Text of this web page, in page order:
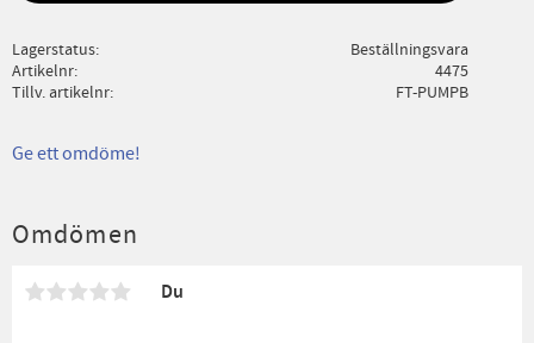
Lagerstatus
Beställningsvara
Artikelnr
4475
Tillv. artikelnr
FT-PUMPB
Ge ett omdöme!
Omdömen
Du